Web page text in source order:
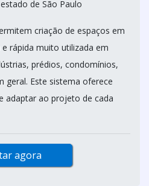
de São Paulo
criação de espaços em
rápida muito utilizada em
prédios, condomínios,
geral. Este sistema oferece
adaptar ao projeto de cada
agora